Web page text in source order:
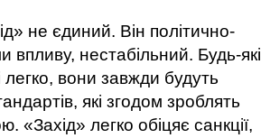
не єдиний. Він політично-
нестабільний. Будь-які
вони завжди будуть
які згодом зроблять
«Захід» легко обіцяє санкції,